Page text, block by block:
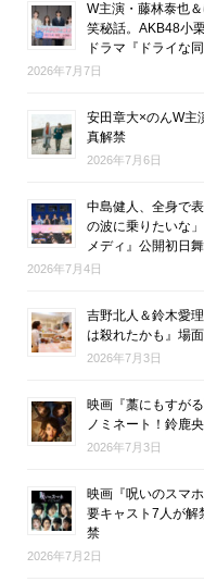
W主演・藤林泰也
笑秘話。AKB48小
ドラマ『ドライな
2026年7月7日
安田章大×のんW主
真解禁
2026年7月6日
中島健人、全身で
の波に乗りたいな
メディ』公開初日
2026年7月4日
吉野北人＆鈴木愛
は殺れたかも』場
2026年7月3日
映画『藁にもすが
ノミネート！鈴鹿
2026年7月3日
映画『呪いのスマ
要キャスト7人が解
禁
2026年7月2日